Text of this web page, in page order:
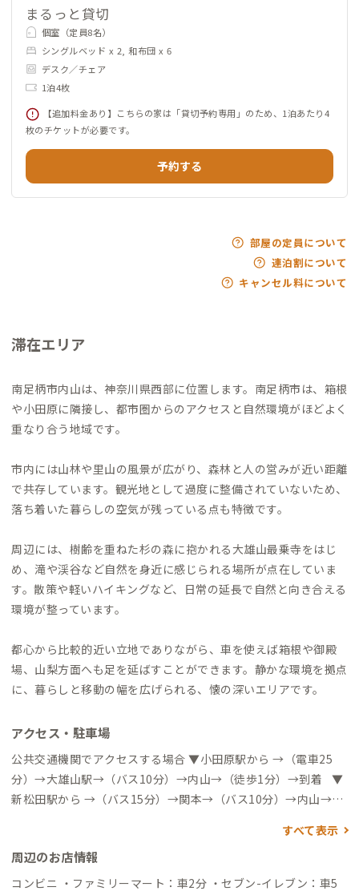
まるっと貸切
個室（定員8名）
シングルベッド x 2, 和布団 x 6
デスク／チェア
1泊4枚
【追加料金あり】こちらの家は「貸切予約専用」のため、1泊あたり4
枚のチケットが必要です。
予約する
部屋の定員について
連泊割について
キャンセル料について
滞在エリア
南足柄市内山は、神奈川県西部に位置します。南足柄市は、箱根
や小田原に隣接し、都市圏からのアクセスと自然環境がほどよく
重なり合う地域です。
市内には山林や里山の風景が広がり、森林と人の営みが近い距離
で共存しています。観光地として過度に整備されていないため、
落ち着いた暮らしの空気が残っている点も特徴です。
周辺には、樹齢を重ねた杉の森に抱かれる大雄山最乗寺をはじ
め、滝や渓谷など自然を身近に感じられる場所が点在していま
す。散策や軽いハイキングなど、日常の延長で自然と向き合える
環境が整っています。
都心から比較的近い立地でありながら、車を使えば箱根や御殿
場、山梨方面へも足を延ばすことができます。静かな環境を拠点
に、暮らしと移動の幅を広げられる、懐の深いエリアです。
アクセス・駐車場
公共交通機関でアクセスする場合 ▼小田原駅から →（電車25
分）→大雄山駅→（バス10分）→内山→（徒歩1分）→到着 ▼
新松田駅から →（バス15分）→関本→（バス10分）→内山→
田IC →（一般道20分）→到着 ▼小田原駅 →（一般道40分）→
到着
すべて表示
周辺のお店情報
コンビニ ・ファミリーマート：車2分 ・セブン-イレブン：車5